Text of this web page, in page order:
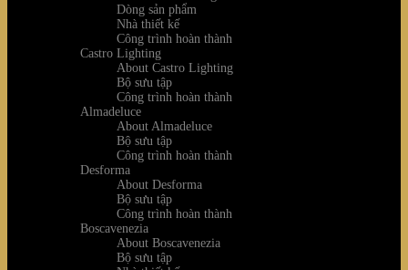
Dòng sản phẩm
Nhà thiết kế
Công trình hoàn thành
Castro Lighting
About Castro Lighting
Bộ sưu tập
Công trình hoàn thành
Almadeluce
About Almadeluce
Bộ sưu tập
Công trình hoàn thành
Desforma
About Desforma
Bộ sưu tập
Công trình hoàn thành
Boscavenezia
About Boscavenezia
Bộ sưu tập